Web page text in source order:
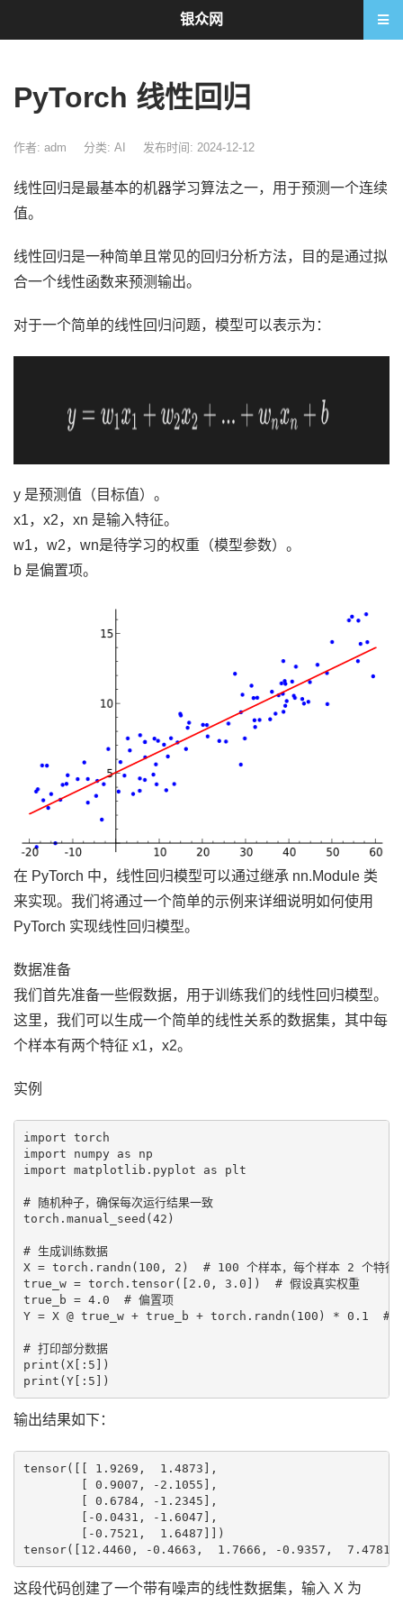
PyTorch 线性回归
作者: adm 分类: AI 发布时间: 2024-12-12
线性回归是最基本的机器学习算法之一，用于预测一个连续
值。
线性回归是一种简单且常见的回归分析方法，目的是通过拟
合一个线性函数来预测输出。
对于一个简单的线性回归问题，模型可以表示为：
y 是预测值（目标值）。
x1，x2，xn 是输入特征。
w1，w2，wn是待学习的权重（模型参数）。
b 是偏置项。
在 PyTorch 中，线性回归模型可以通过继承 nn.Module 类
来实现。我们将通过一个简单的示例来详细说明如何使用
PyTorch 实现线性回归模型。
数据准备
我们首先准备一些假数据，用于训练我们的线性回归模型。
这里，我们可以生成一个简单的线性关系的数据集，其中每
个样本有两个特征 x1，x2。
实例
import torch
import numpy as np
import matplotlib.pyplot as plt
# 随机种子，确保每次运行结果一致
torch.manual_seed(42)
# 生成训练数据
X = torch.randn(100, 2)  # 100 个样本，每个样本 2 个特征
true_w = torch.tensor([2.0, 3.0])  # 假设真实权重
true_b = 4.0  # 偏置项
Y = X @ true_w + true_b + torch.randn(100) * 0.1  # 加
# 打印部分数据
print(X[:5])
输出结果如下：
tensor([[ 1.9269,  1.4873],
        [ 0.9007, -2.1055],
        [ 0.6784, -1.2345],
        [-0.0431, -1.6047],
        [-0.7521,  1.6487]])
这段代码创建了一个带有噪声的线性数据集，输入 X 为
银众网